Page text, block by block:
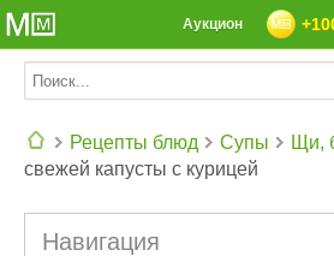
Аукцион
Рецепты блюд Супы Щи,
свежей капусты с курицей
Навигация